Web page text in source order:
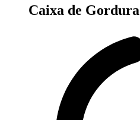
Caixa de Gordura